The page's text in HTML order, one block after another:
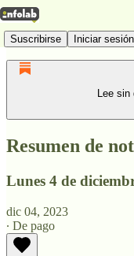
Suscribirse Iniciar sesión
Lee
Resumen de
Lunes 4 de
dic 04, 2023
∙ De pago